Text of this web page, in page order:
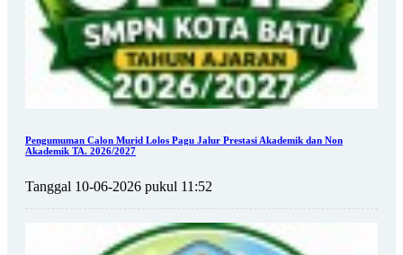
Pengumuman Calon Murid Lolos Pagu Jalur Prestasi Akademik dan Non
Akademik TA. 2026/2027
Tanggal 10-06-2026 pukul 11:52